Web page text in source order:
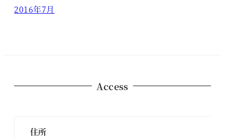
2016年7月
Access
住所